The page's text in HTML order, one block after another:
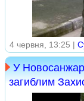
4 червня, 13:25 |
У
загиблим